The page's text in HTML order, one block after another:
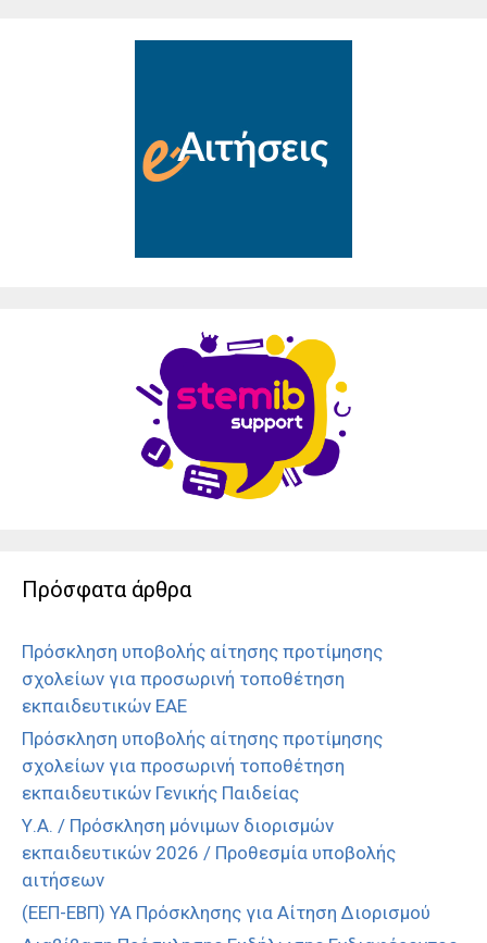
Πρόσφατα άρθρα
Πρόσκληση υποβολής αίτησης προτίμησης
σχολείων για προσωρινή τοποθέτηση
εκπαιδευτικών ΕΑΕ
Πρόσκληση υποβολής αίτησης προτίμησης
σχολείων για προσωρινή τοποθέτηση
εκπαιδευτικών Γενικής Παιδείας
Υ.Α. / Πρόσκληση μόνιμων διορισμών
εκπαιδευτικών 2026 / Προθεσμία υποβολής
αιτήσεων
(ΕΕΠ-ΕΒΠ) ΥΑ Πρόσκλησης για Αίτηση Διορισμού